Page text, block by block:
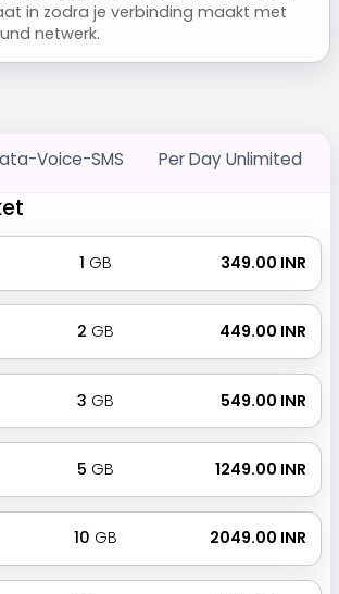
in zodra je verbinding maakt met
netwerk.
Voice-SMS Per Day Unlimited
1 GB ₹ 349.00 INR
2 GB ₹ 449.00 INR
3 GB ₹ 549.00 INR
5 GB ₹ 1249.00 INR
10 GB ₹ 2049.00 INR